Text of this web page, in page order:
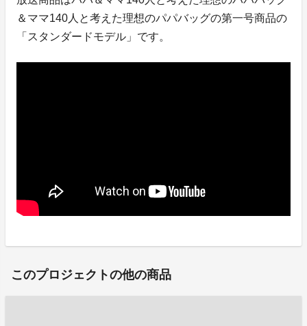
＆ママ140人と考えた理想のパパバッグの第一号商品の
「スタンダードモデル」です。
このプロジェクトの他の商品